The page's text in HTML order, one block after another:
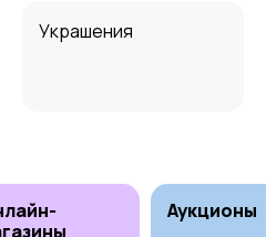
Украшения
Аукционы